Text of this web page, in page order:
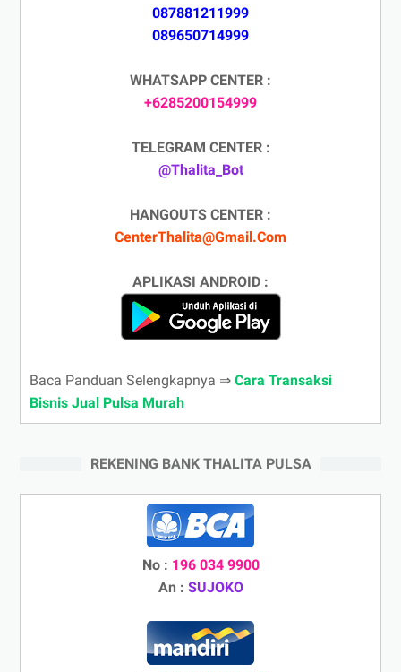
087881211999
089650714999
WHATSAPP CENTER :
+6285200154999
TELEGRAM CENTER :
@Thalita_Bot
HANGOUTS CENTER :
CenterThalita@Gmail.Com
APLIKASI ANDROID :
Baca Panduan Selengkapnya ⇒ Cara Transaksi
Bisnis Jual Pulsa Murah
REKENING BANK THALITA PULSA
No : 196 034 9900
An : SUJOKO